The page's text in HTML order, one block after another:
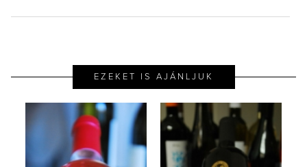
EZEKET IS AJÁNLJUK